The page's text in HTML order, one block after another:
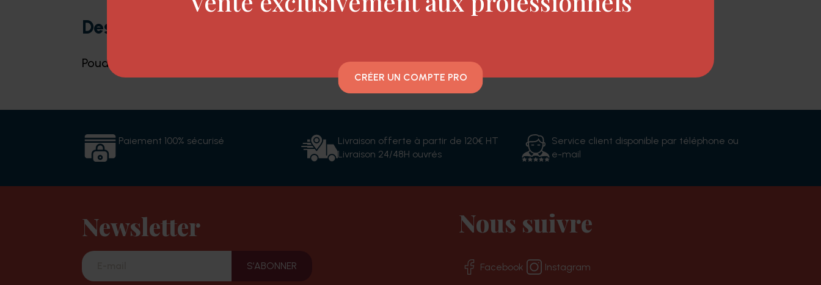
Description
Poudre décolorante non volatile. Pour décoloration totale ou mèches. Avec de l'huile d'Argan.
Paiement 100% sécurisé
Livraison offerte à partir de 120€ HT
Livraison 24/48H ouvrés
Service client disponible par téléphone ou
e-mail
Newsletter Nous suivre
Facebook Instagram
CRÉER UN COMPTE PRO